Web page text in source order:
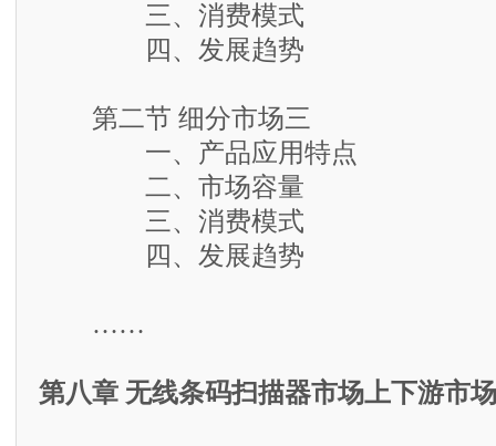
三、消费模式
四、发展趋势
第二节 细分市场三
一、产品应用特点
二、市场容量
三、消费模式
四、发展趋势
……
第八章 无线条码扫描器市场上下游市